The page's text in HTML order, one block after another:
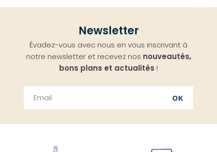
Newsletter
Évadez-vous avec nous en vous inscrivant à
notre newsletter et recevez nos nouveautés,
bons plans et actualités !
OK